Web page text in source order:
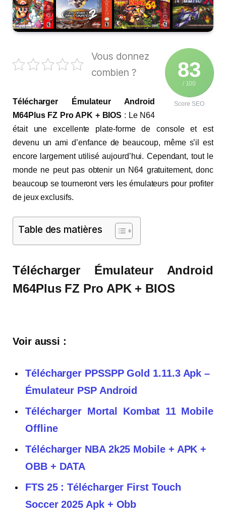
83
/ 100
Score SEO
Vous donnez
combien ?
Télécharger Émulateur Android
M64Plus FZ Pro APK + BIOS : Le N64
était une excellente plate-forme de console et est
devenu un ami d’enfance de beaucoup, même s’il est
encore largement utilisé aujourd’hui. Cependant, tout le
monde ne peut pas obtenir un N64 gratuitement, donc
beaucoup se tourneront vers les émulateurs pour profiter
de jeux exclusifs.
Table des matières
Télécharger Émulateur Android
M64Plus FZ Pro APK + BIOS
Voir aussi :
Télécharger PPSSPP Gold 1.11.3 Apk –
Émulateur PSP Android
Télécharger Mortal Kombat 11 Mobile
Offline
Télécharger NBA 2k25 Mobile + APK +
OBB + DATA
FTS 25 : Télécharger First Touch
Soccer 2025 Apk + Obb